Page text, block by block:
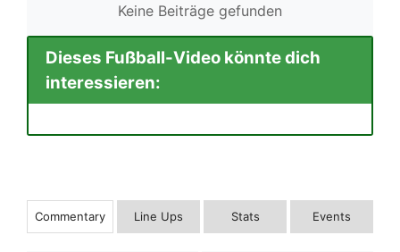
Keine Beiträge gefunden
Dieses Fußball-Video könnte dich
interessieren:
Commentary Line Ups Stats Events